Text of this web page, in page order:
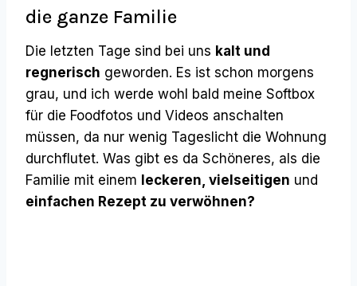
die ganze Familie
Die letzten Tage sind bei uns kalt und
regnerisch geworden. Es ist schon morgens
grau, und ich werde wohl bald meine Softbox
für die Foodfotos und Videos anschalten
müssen, da nur wenig Tageslicht die Wohnung
durchflutet. Was gibt es da Schöneres, als die
Familie mit einem leckeren, vielseitigen und
einfachen Rezept zu verwöhnen?